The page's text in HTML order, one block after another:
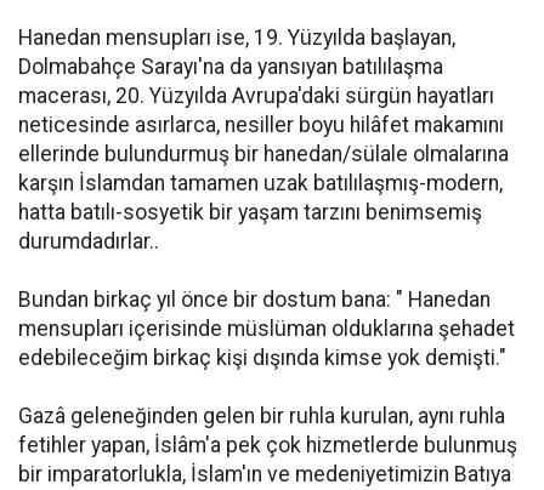
Hanedan mensupları ise, 19. Yüzyılda başlayan,
Dolmabahçe Sarayı'na da yansıyan batılılaşma
macerası, 20. Yüzyılda Avrupa'daki sürgün hayatları
neticesinde asırlarca, nesiller boyu hilâfet makamını
ellerinde bulundurmuş bir hanedan/sülale olmalarına
karşın İslamdan tamamen uzak batılılaşmış-modern,
hatta batılı-sosyetik bir yaşam tarzını benimsemiş
durumdadırlar..
Bundan birkaç yıl önce bir dostum bana: " Hanedan
mensupları içerisinde müslüman olduklarına şehadet
edebileceğim birkaç kişi dışında kimse yok demişti."
Gazâ geleneğinden gelen bir ruhla kurulan, aynı ruhla
fetihler yapan, İslâm'a pek çok hizmetlerde bulunmuş
bir imparatorlukla, İslam'ın ve medeniyetimizin Batıya